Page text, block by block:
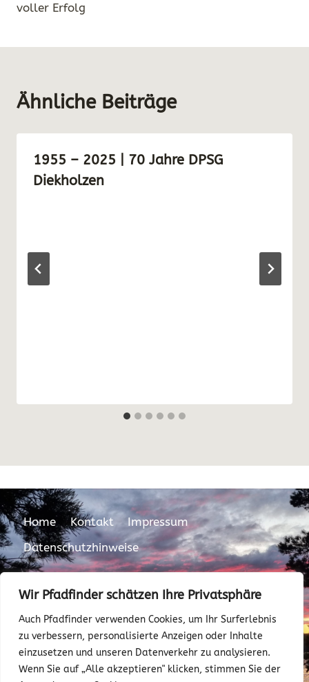
Wir Pfadfinder schätzen Ihre Privatsphäre
Auch Pfadfinder verwenden Cookies, um Ihr Surferlebnis
zu verbessern, personalisierte Anzeigen oder Inhalte
einzusetzen und unseren Datenverkehr zu analysieren.
Wenn Sie auf „Alle akzeptieren" klicken, stimmen Sie der
voller Erfolg
Ähnliche Beiträge
1955 – 2025 | 70 Jahre DPSG
Diekholzen
Home Kontakt
Impressum
Datenschutzhinweise